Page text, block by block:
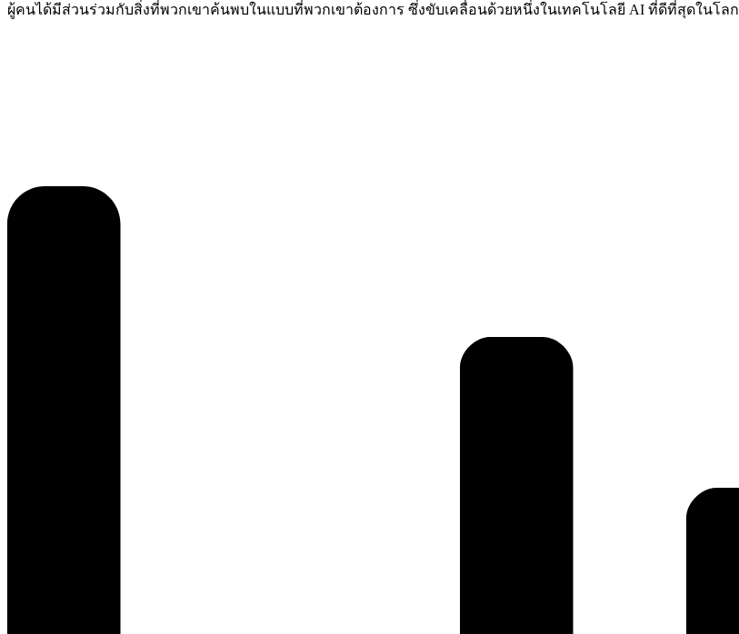
ผู้คนได้มีส่วนร่วมกับสิ่งที่พวกเขาค้นพบในแบบที่พวกเขาต้องการ ซึ่งขับเคลื่อนด้วยหนึ่งในเทคโนโลยี AI ที่ดีที่สุดในโลก